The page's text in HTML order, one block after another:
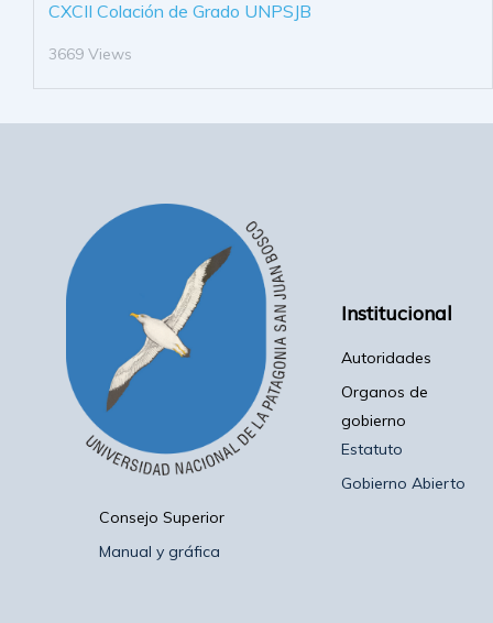
CXCII Colación de Grado UNPSJB
3669 Views
Institucional
Autoridades
Organos de
gobierno
Estatuto
Gobierno Abierto
Consejo Superior
Manual y gráfica